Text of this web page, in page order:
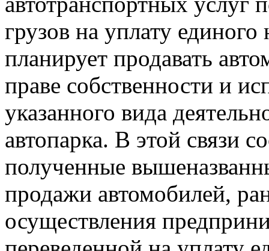
грузов на уплату
планирует продавать
праве собственности и
указанного вида
автопарка. В этой связи
полученные
продажи автомобилей,
осуществления